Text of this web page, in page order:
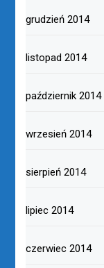
grudzień 2014
listopad 2014
październik 2014
wrzesień 2014
sierpień 2014
lipiec 2014
czerwiec 2014